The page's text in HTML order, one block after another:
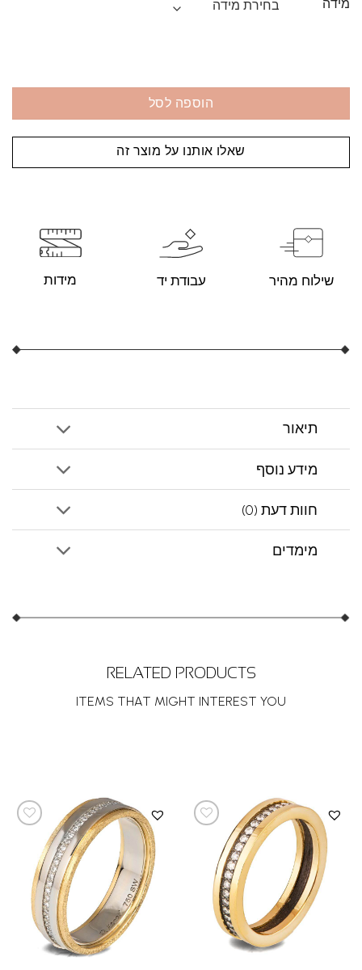
מידה
הוספה לסל
שאלו אותנו על מוצר זה
שילוח מהיר עבודת יד מידות
תיאור
מידע נוסף
חוות דעת (0)
מימדים
RELATED PRODUCTS
ITEMS THAT MIGHT INTEREST YOU